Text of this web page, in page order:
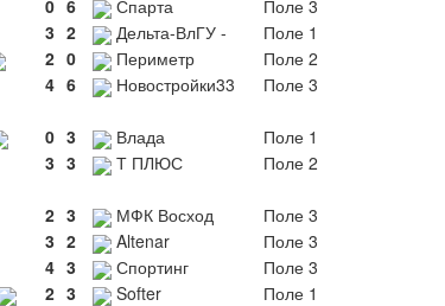
0 6 Спарта
Поле 3
3 2 Дельта-ВлГУ -
Поле 1
2 0 Периметр
Поле 2
4 6 Новостройки33
Поле 3
0 3 Влада
Поле 1
3 3 Т ПЛЮС
Поле 2
2 3 МФК Восход
Поле 3
3 2 Altenar
Поле 3
4 3 Спортинг
Поле 3
2 3 Softer
Поле 1